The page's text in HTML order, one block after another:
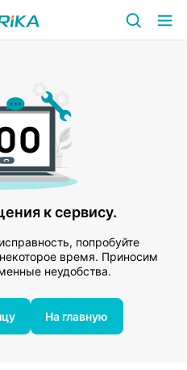
к сервису.
попробуйте
время. Приносим
неудобства.
На главную